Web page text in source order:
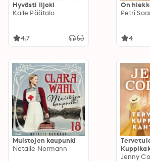
Hyvästi Iijoki
Kalle Päätalo
4.7
On
Petri
4
Muistojen kaupunki
Natalie Normann
Jenny